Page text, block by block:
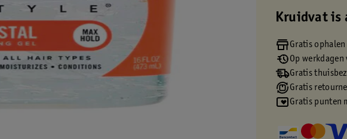
Kruidvat is
Gratis
Op
Gratis
Gratis
Gratis punten